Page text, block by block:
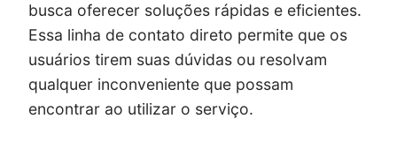
busca oferecer soluções rápidas e eficientes.
Essa linha de contato direto permite que os
usuários tirem suas dúvidas ou resolvam
qualquer inconveniente que possam
encontrar ao utilizar o serviço.